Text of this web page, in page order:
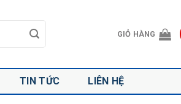
GIỎ HÀNG
TIN TỨC LIÊN HỆ